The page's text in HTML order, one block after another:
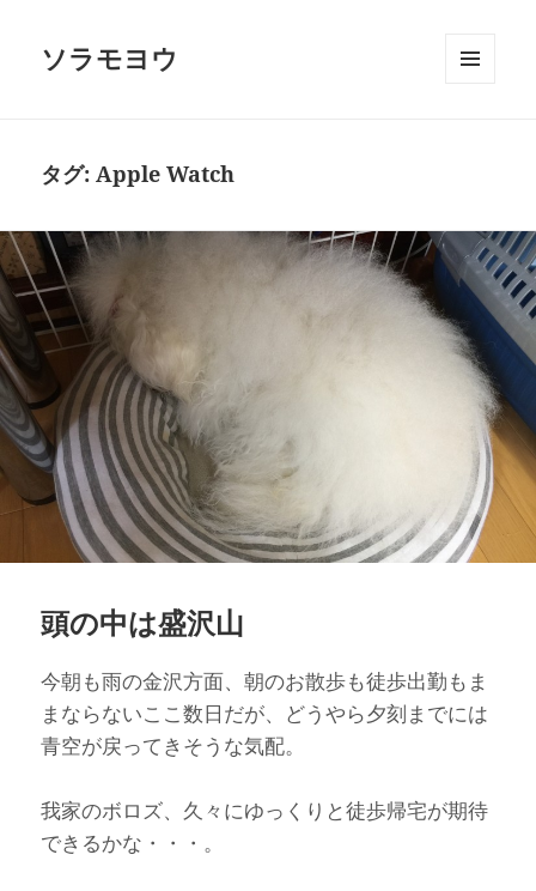
ソラモヨウ
タグ:Apple Watch
頭の中は盛沢山
今朝も雨の金沢方面、朝のお散歩も徒歩出勤もま
まならないここ数日だが、どうやら夕刻までには
青空が戻ってきそうな気配。
我家のボロズ、久々にゆっくりと徒歩帰宅が期待
できるかな・・・。